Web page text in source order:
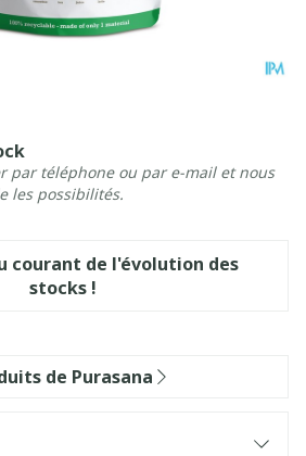
courant de l'évolution des
stocks !
par téléphone ou par e-mail et nous
les possibilités.
de Purasana